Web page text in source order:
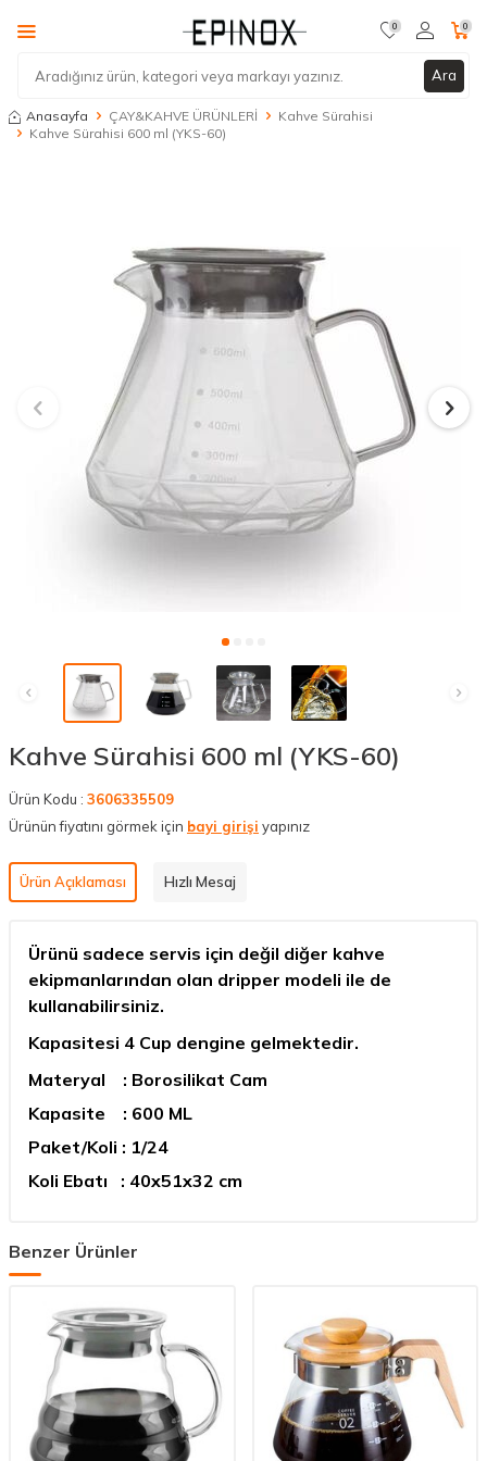
Ara
0 0
Anasayfa ÇAY&KAHVE ÜRÜNLERİ
Kahve Sürahisi
Kahve Sürahisi 600 ml (YKS-60)
Kahve Sürahisi 600 ml (YKS-60)
Ürün Kodu : 3606335509
Ürünün fiyatını görmek için bayi girişi yapınız
Ürün Açıklaması Hızlı Mesaj
Ürünü sadece servis için değil diğer kahve
ekipmanlarından olan dripper modeli ile de
kullanabilirsiniz.
Kapasitesi 4 Cup dengine gelmektedir.
Materyal : Borosilikat Cam
Kapasite : 600 ML
Paket/Koli : 1/24
Koli Ebatı : 40x51x32 cm
Benzer Ürünler